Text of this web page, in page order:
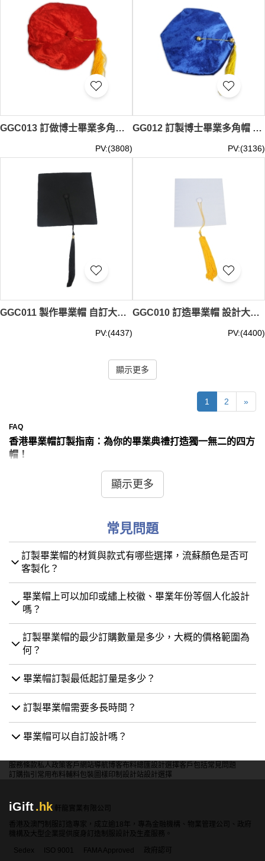
GGC013 訂做博士畢業多角帽 紅色絲絨帽 畢業帽供應商
PV:(3808)
GG012 訂製博士畢業多角帽 六角帽 裡布絲絨六角 畢業帽生產商
PV:(3136)
GGC011 製作畢業帽 自訂大學黑色畢業帽 院士帽 設計畢業帽供應商
PV:(4437)
GGC010 訂造畢業帽 設計大學畢業帽 院士帽 製作畢業帽供應商
PV:(4400)
顯示更多
1 2 »
FAQ
香港畢業帽訂製指南：為你的畢業典禮打造獨一無二的四方
帽！
畢業典禮是人生中一個光輝璀璨的里程碑，一頂普通的四方
帽又怎能承載這份獨特的榮耀與回憶？iGift 制服為您提供專
業的四方帽客製化服務，讓您親手設計一頂印證青春、別具
四步輕鬆訂製您的專屬四方帽
想擁有一頂與眾不同的畢業帽？跟隨 iGift 的簡單四步曲，
輕鬆完成訂製！
第一步：確定基本規格
這是訂製的基礎，請先確認以下資料：
頭圍尺寸：
帽款樣式與材質：選擇經典的啞光面或亮面質料，打造您
想要的質感。
流蘇 (Tassel) 顏色：
心儀的特別色彩。
第二步：發揮創意，加入客製化元素
這一步是為您的四方帽注入靈魂的關鍵！您可以加入：
電腦繡字：將您的姓名、學位、畢業年份或一句座右銘繡
在帽上。
電腦繡圖：繡上您的大學校徽、學系標誌或任何有紀念價
其他特殊要求：有任何天馬行空的想法？隨時與我們的設
計團隊溝通！
準備好您的想法後，即可透過我們的網站、WhatsApp 或親
客製化需求： 您想繡上的文字、圖案參考。
訂購數量： 無論是個人訂製或團體訂購，我們都無任歡
顯示更多
常見問題
訂製畢業帽的材質與款式有哪些選擇，流蘇顏色是否可
客製化？
畢業帽上可以加印或繡上校徽、畢業年份等個人化設計
嗎？
訂製畢業帽的最少訂購數量是多少，大概的價格範圍為
何？
畢業帽訂製最低起訂量是多少？
訂製畢業帽需要多長時間？
畢業帽可以自訂設計嗎？
服務條款私人政策客戶 網站導航博客布料總匯設計選擇客戶包括常見問題
訂購指引 常用布料輔料包裝 圖樣印制 設計站設計選擇
iGift.hk
軒龍實業有限公司
香港及澳門制服訂造專家，成立逾18年，專為金融機構、物業管理公司、政府
機構及大型企業提供度身訂造制服設計及生產服務。
Sedex
ISO 9001 FAMA Approved 政府認可